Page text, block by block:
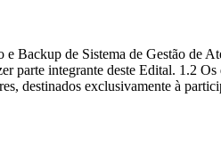
Backup de Sistema de Gestão de
parte integrante deste Edital. 1.2
destinados exclusivamente à